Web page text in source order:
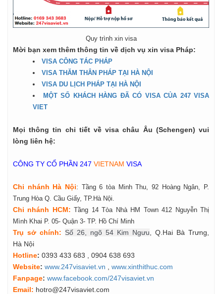
Quy trình xin visa
Mời bạn xem thêm thông tin về dịch vụ xin visa Pháp:
VISA CÔNG TÁC PHÁP
VISA THĂM THÂN PHÁP TẠI HÀ NỘI
VISA DU LỊCH PHÁP TẠI HÀ NỘI
MỘT SỐ KHÁCH HÀNG ĐÃ CÓ VISA CỦA 247 VISA
VIET
Mọi thông tin chi tiết về visa châu Âu (Schengen) vui
lòng liên hệ:
CÔNG TY CỔ PHẦN 247 VIETNAM VISA
Chi nhánh Hà Nội: Tầng 6 tòa Minh Thu, 92 Hoàng Ngân, P.
Trung Hòa Q. Cầu Giấy, TP.Hà Nội.
Chi nhánh HCM: Tầng 14 Tòa Nhà HM Town 412 Nguyễn Thị
Mình Khai P. 05- Quận 3- TP. Hồ Chí Minh
Trụ sở chính: Số 26, ngõ 54 Kim Ngưu , Q.Hai Bà Trưng,
Hà Nội
Hotline: 0393 433 683 , 0904 638 693
Website: www.247visaviet.vn
www.xinthithuc.com
Fanpage: www.facebook.com/247visaviet.vn
Email: hotro@247visaviet.com